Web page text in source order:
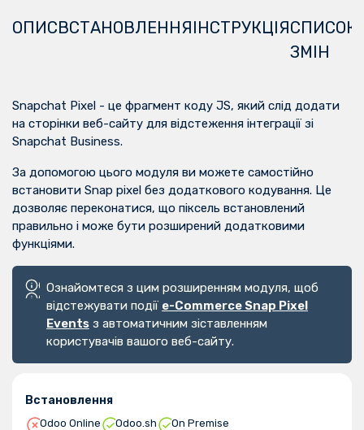
ОПИСВСТАНОВЛЕННЯІНСТРУКЦІЯСПИСОК
ЗМІН
Snapchat Pixel - це фрагмент коду JS, який слід додати
на сторінки веб-сайту для відстеження інтеграції зі
Snapchat Business.
За допомогою цього модуля ви можете самостійно
встановити Snap pixel без додаткового кодування. Це
дозволяє переконатися, що піксель встановлений
правильно і може бути розширений додатковими
функціями.
Ознайомтеся з цим розширенням модуля, щоб
відстежувати події e-Commerce Snap Pixel
Events з автоматичним зіставленням
користувачів вашого веб-сайту.
Встановлення
Odoo Online Odoo.sh On Premise